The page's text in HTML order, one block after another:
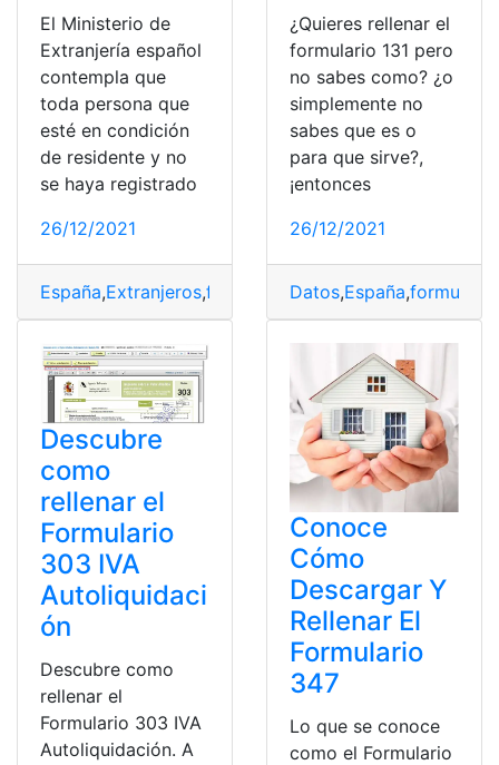
El Ministerio de
Extranjería español
contempla que
toda persona que
esté en condición
de residente y no
se haya registrado
26/12/2021
España,Extranjeros,formulario EX 18,registro,Rellenar
¿Quieres rellenar el
formulario 131 pero
no sabes como? ¿o
simplemente no
sabes que es o
para que sirve?,
¡entonces
26/12/2021
Datos,España,formulario
Descubre
como
rellenar el
Formulario
303 IVA
Autoliquidaci
ón
Descubre como
rellenar el
Formulario 303 IVA
Autoliquidación. A
Conoce
Cómo
Descargar Y
Rellenar El
Formulario
347
Lo que se conoce
como el Formulario